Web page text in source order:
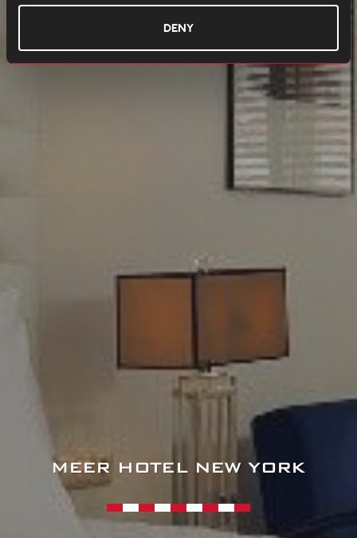
Deny
MEER HOTEL NEW YORK